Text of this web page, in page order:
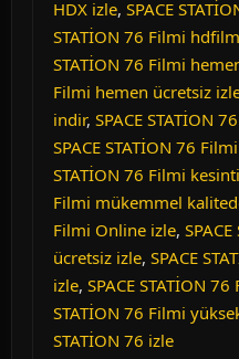
HDX izle, SPACE
STATİON 76 Filmi
STATİON 76 Filmi
Filmi hemen ücretsiz
indir, SPACE STATİON
SPACE STATİON 76
STATİON 76 Filmi
Filmi mükemmel
Filmi Online izle,
ücretsiz izle, SPACE
izle, SPACE STATİON
STATİON 76 Filmi
STATİON 76 izle